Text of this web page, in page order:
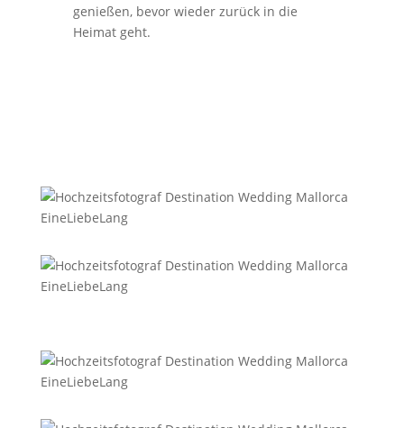
genießen, bevor wieder zurück in die
Heimat geht.